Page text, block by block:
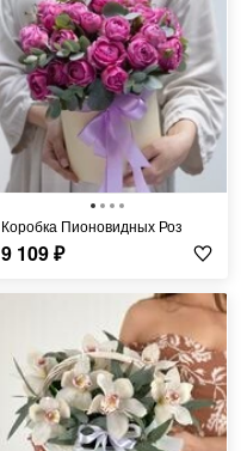
Коробка Пионовидных Роз
9 109₽